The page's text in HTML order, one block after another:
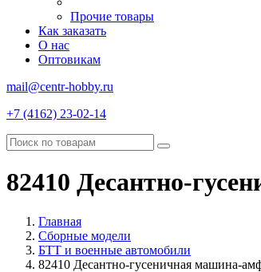
Прочие товары
Как заказать
О нас
Оптовикам
mail@centr-hobby.ru
+7 (4162) 23-02-14
82410 Десантно-
Главная
Сборные модели
БТТ и военные автомобили
82410 Десантно-гусеничная машина-